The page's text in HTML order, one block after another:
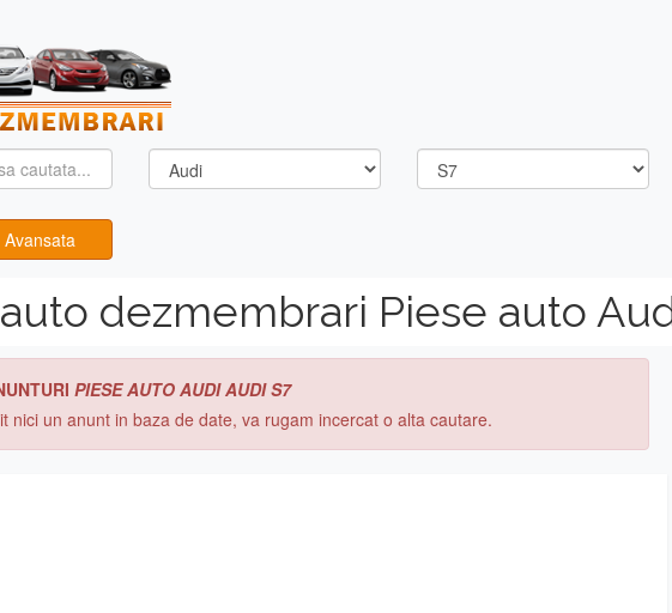
dezmembrari Piese auto
PIESE AUTO AUDI AUDI S7
nici un anunt in baza de date, va rugam incercat o alta cautare.